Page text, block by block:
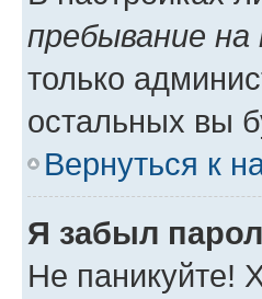
пребывание
только
остальных вы
Вернуться к
Я забыл
Не паникуйте!